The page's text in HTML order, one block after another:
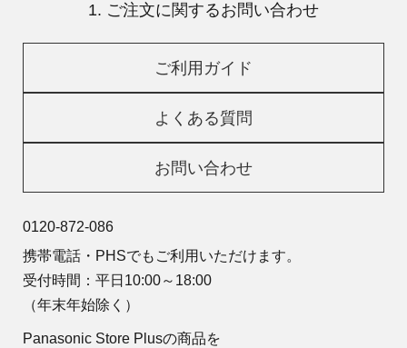
1. ご注文に関するお問い合わせ
ご利用ガイド
よくある質問
お問い合わせ
0120-872-086
携帯電話・PHSでもご利用いただけます。
受付時間：平日10:00～18:00
（年末年始除く）
Panasonic Store Plusの商品を